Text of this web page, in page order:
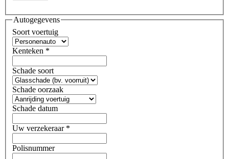
Autogegevens
Soort voertuig
Kenteken *
Schade soort
Schade oorzaak
Schade datum
Uw verzekeraar *
Polisnummer